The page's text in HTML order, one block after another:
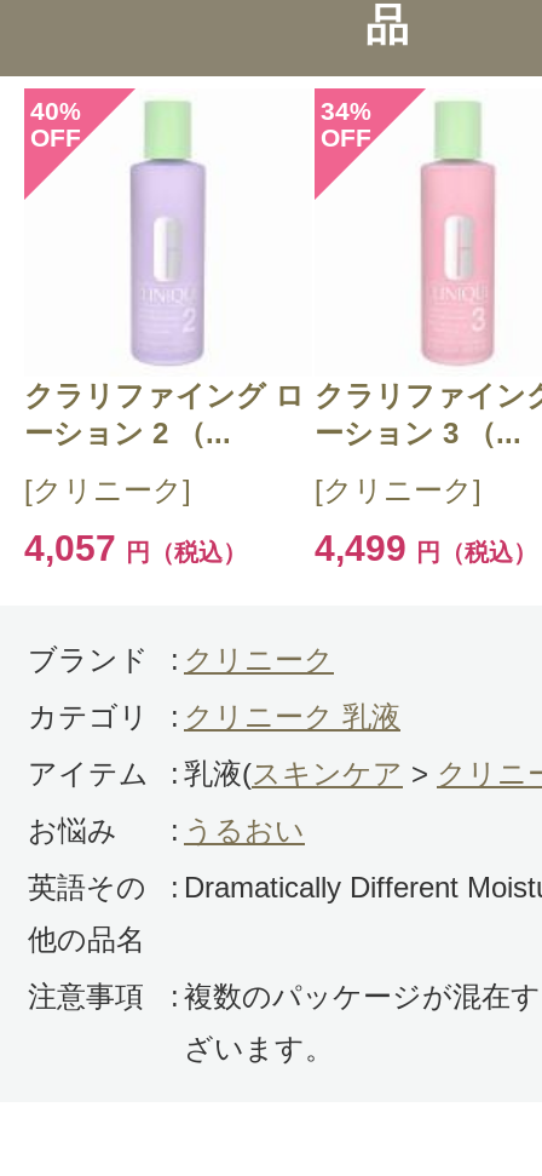
投稿日：2026年07月
Jack 様
感じた効能：うるおい/低刺激・敏感
購入品：ドラマティカリー ディファ
チャライジング ジェル
いつもは同じシリーズの乳液を使っ
梅雨くらいからだんだんお風呂上が
うようにしています。
投稿日：2023年06月
さあや 様
感じた効能：うるおい/毛穴/ニキビ/
購入品：ドラマティカリー ディファ
チャライジング ジェル
以前使っており、他の乳液に浮気し
品
40%
OFF
クラリファイング ロ
ーション 2 （...
[クリニーク]
4,057 円（税込）
34%
OFF
クラリファイン
ーション 3 （...
[クリニーク]
4,499 円（税込）
ブランド : クリニーク
カテゴリ
: クリニーク 乳液
アイテム
: 乳液(スキンケア > クリニ
お悩み
: うるおい
英語その
他の品名
: Dramatically Different
注意事項 : 複数のパッケージが混在
ざいます。